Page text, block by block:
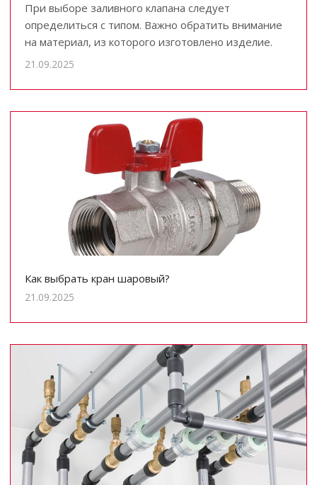
При выборе заливного клапана следует
определиться с типом. Важно обратить внимание
на материал, из которого изготовлено изделие.
21.09.2025
Как выбрать кран шаровый?
21.09.2025